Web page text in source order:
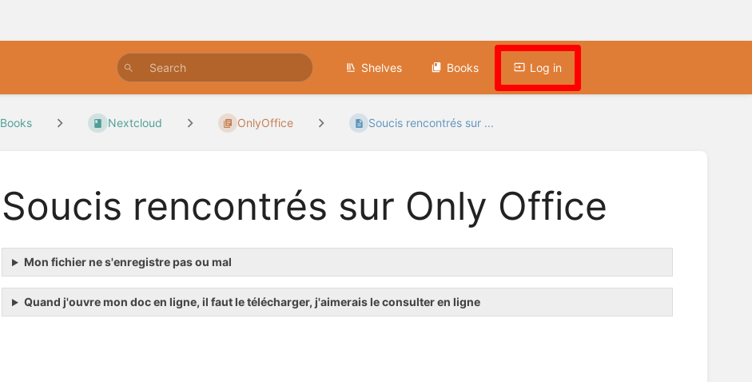
Shelves Books Log in
Books Nextcloud OnlyOffice Soucis rencontrés sur ...
Soucis rencontrés sur Only Office
Mon fichier ne s'enregistre pas ou mal
Quand j'ouvre mon doc en ligne, il faut le télécharger, j'aimerais le consulter en ligne